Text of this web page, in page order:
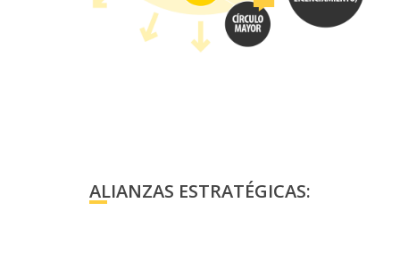
ALIANZAS ESTRATÉGICAS: